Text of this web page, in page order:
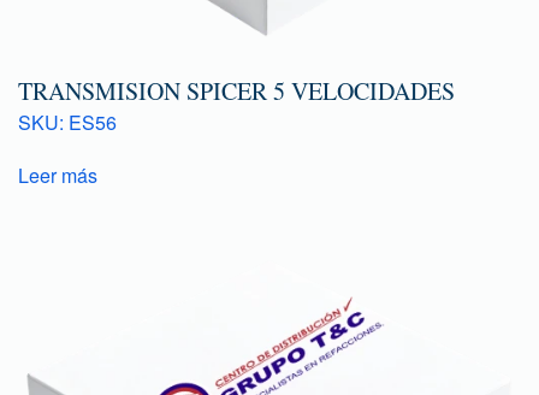
TRANSMISION SPICER 5 VELOCIDADES
SKU: ES56
Leer más